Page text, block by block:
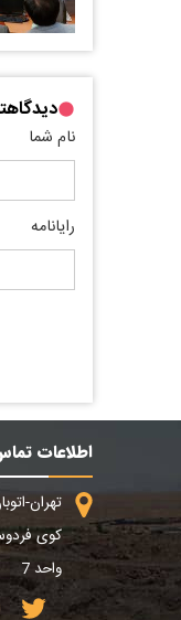
نام شما
رایانامه
اطلاعات
تهران-
واحد 7